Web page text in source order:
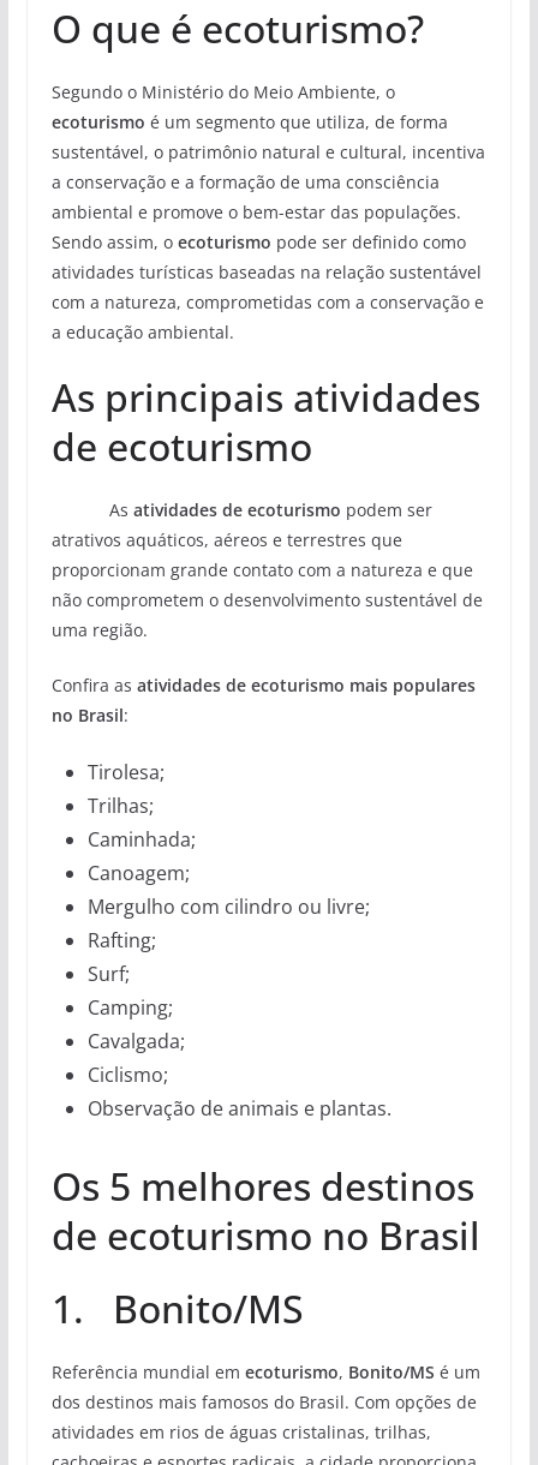
O que é ecoturismo?
Segundo o Ministério do Meio Ambiente, o
ecoturismo é um segmento que utiliza, de forma
sustentável, o patrimônio natural e cultural, incentiva
a conservação e a formação de uma consciência
ambiental e promove o bem-estar das populações.
Sendo assim, o ecoturismo pode ser definido como
atividades turísticas baseadas na relação sustentável
com a natureza, comprometidas com a conservação e
a educação ambiental.
As principais atividades
de ecoturismo
As atividades de ecoturismo podem ser
atrativos aquáticos, aéreos e terrestres que
proporcionam grande contato com a natureza e que
não comprometem o desenvolvimento sustentável de
uma região.
Confira as atividades de ecoturismo mais populares
no Brasil:
Tirolesa;
Trilhas;
Caminhada;
Canoagem;
Mergulho com cilindro ou livre;
Rafting;
Surf;
Camping;
Cavalgada;
Ciclismo;
Observação de animais e plantas.
Os 5 melhores destinos
de ecoturismo no Brasil
1. Bonito/MS
Referência mundial em ecoturismo, Bonito/MS é um
dos destinos mais famosos do Brasil. Com opções de
atividades em rios de águas cristalinas, trilhas,